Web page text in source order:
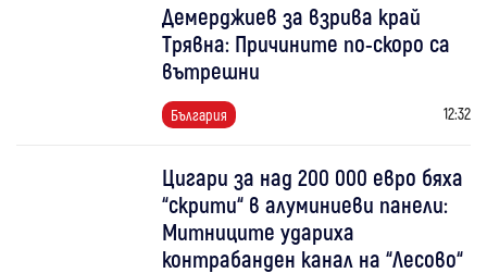
Демерджиев за взрива край
Трявна: Причините по-скоро са
вътрешни
България 12:32
Цигари за над 200 000 евро бяха
“скрити“ в алуминиеви панели:
Митниците удариха
контрабанден канал на “Лесово“